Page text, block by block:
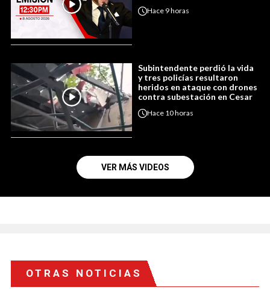
Hace 9 horas
Subintendente perdió la vida
y tres policías resultaron
heridos en ataque con drones
contra subestación en Cesar
Hace 10 horas
VER MÁS VIDEOS
OTRAS NOTICIAS